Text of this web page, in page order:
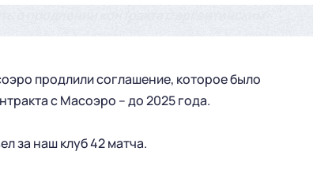
продлили соглашение, которое было
с Масоэро – до 2025 года.
за наш клуб 42 матча.